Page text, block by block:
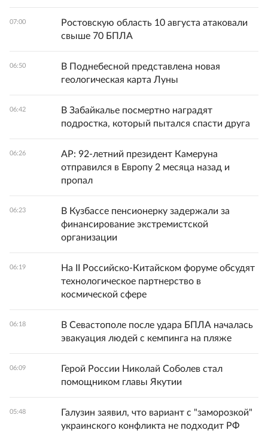
07:00
Ростовскую область 10 августа атаковали
свыше 70 БПЛА
06:50
В Поднебесной представлена новая
геологическая карта Луны
06:42
В Забайкалье посмертно наградят
подростка, который пытался спасти друга
06:26
AP: 92-летний президент Камеруна
отправился в Европу 2 месяца назад и
пропал
06:23
В Кузбассе пенсионерку задержали за
финансирование экстремистской
организации
06:19
На II Российско-Китайском форуме обсудят
технологическое партнерство в
космической сфере
06:18
В Севастополе после удара БПЛА началась
эвакуация людей с кемпинга на пляже
06:09
Герой России Николай Соболев стал
помощником главы Якутии
05:48
Галузин заявил, что вариант с "заморозкой"
украинского конфликта не подходит РФ